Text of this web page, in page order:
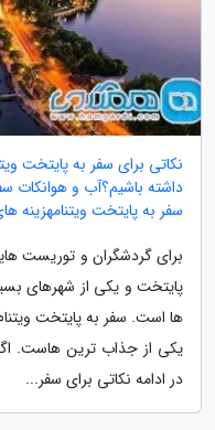
نکاتی برای سفر به پایتخت
داشته باشیم؟آب و هوانکات
سفر به پایتخت ویتنامهزینه
برای گردشگران و توریست
پایتخت و یکی از شهرهای
ها است. سفر به پایتخت
یکی از جذاب ترین هاست.
در ادامه نکاتی برای سفر...